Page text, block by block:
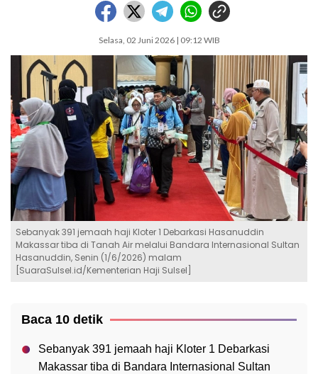
Selasa, 02 Juni 2026 | 09:12 WIB
Sebanyak 391 jemaah haji Kloter 1 Debarkasi Hasanuddin
Makassar tiba di Tanah Air melalui Bandara Internasional Sultan
Hasanuddin, Senin (1/6/2026) malam
[SuaraSulsel.id/Kementerian Haji Sulsel]
Baca 10 detik
Sebanyak 391 jemaah haji Kloter 1 Debarkasi
Makassar tiba di Bandara Internasional Sultan